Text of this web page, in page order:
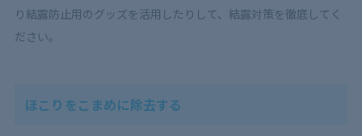
り結露防止用のグッズを活用したりして、結露対策を徹底してく
ださい。
ほこりをこまめに除去する